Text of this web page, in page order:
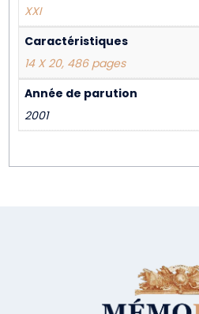
XXI
Caractéristiques
14 X 20, 486 pages
Année de parution
2001